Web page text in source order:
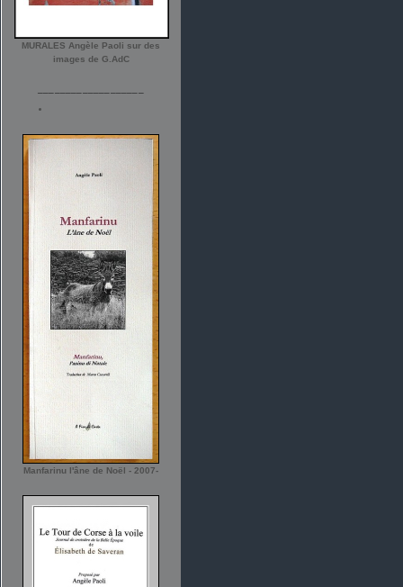
MURALES Angèle Paoli sur des
images de G.AdC
Manfarinu l'âne de Noël - 2007-